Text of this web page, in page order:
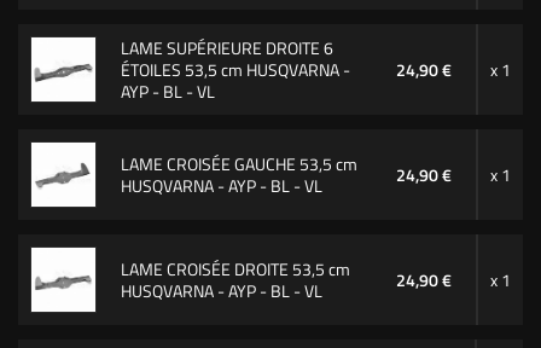
LAME SUPÉRIEURE DROITE 6
ÉTOILES 53,5 cm HUSQVARNA -
AYP - BL - VL
24,90 € x 1
LAME CROISÉE GAUCHE 53,5 cm
HUSQVARNA - AYP - BL - VL
24,90 € x 1
LAME CROISÉE DROITE 53,5 cm
HUSQVARNA - AYP - BL - VL
24,90 € x 1